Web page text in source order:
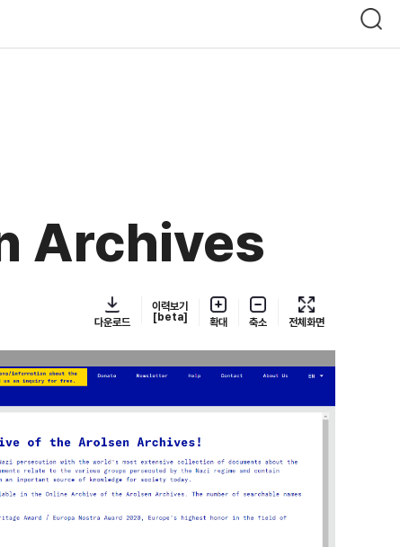
Archives
다운로드
이력보기
[beta]
확대 축소 전체화면